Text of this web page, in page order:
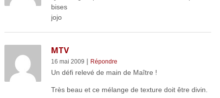
bises
jojo
MTV
16 mai 2009 | Répondre
Un défi relevé de main de Maître !
Très beau et ce mélange de texture doit être divin.